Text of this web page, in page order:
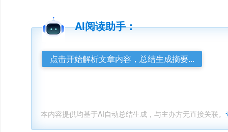
AI阅读助手：
点击开始解析文章内容，总结生成摘要...
本内容提供均基于AI自动总结生成，与主办方无直接关联。